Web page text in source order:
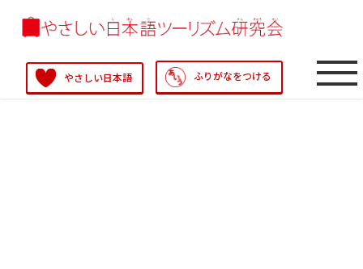
やさしい日本語 ふりがなをつける